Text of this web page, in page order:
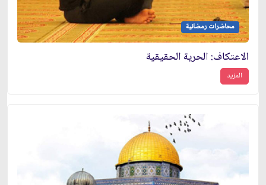
محاضرات رمضانية
الاعتكاف: الحرية الحقيقية
المزيد